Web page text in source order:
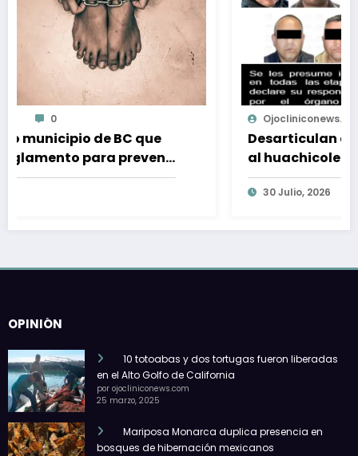
Desarticulan a dos células dedicadas
al huachicoleo de Gas LP en Estado de
México
OPINIÓN
10 totoabas y dos tortugas fueron liberadas
en el Alto Golfo de California
por ojocliniconews.com
25 marzo, 2025
Mariposa Monarca duplica presencia en
bosques de hibernación mexicanos